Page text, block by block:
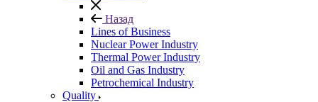
Назад
Lines of Business
Nuclear Power Industry
Thermal Power Industry
Oil and Gas Industry
Petrochemical Industry
Quality